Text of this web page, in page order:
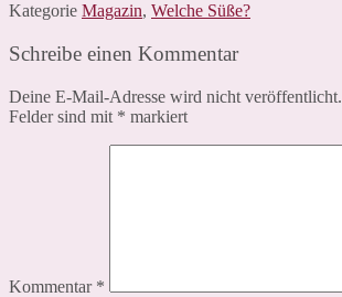
Kategorie Magazin, Welche Süße?
Schreibe einen Kommentar
Deine E-Mail-Adresse wird nicht veröffentlicht.
Felder sind mit * markiert
Kommentar *